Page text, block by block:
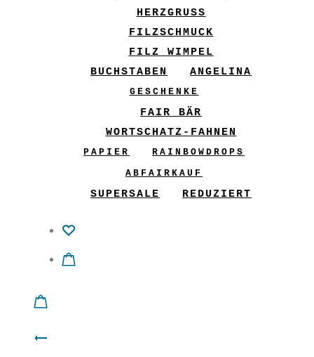
HERZGRUSS
FILZSCHMUCK
FILZ WIMPEL
BUCHSTABEN
ANGELINA
GESCHENKE
FAIR BÄR
WORTSCHATZ-FAHNEN
PAPIER
RAINBOWDROPS
ABFAIRKAUF
SUPERSALE REDUZIERT
Product